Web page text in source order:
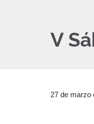
V
27 de marzo